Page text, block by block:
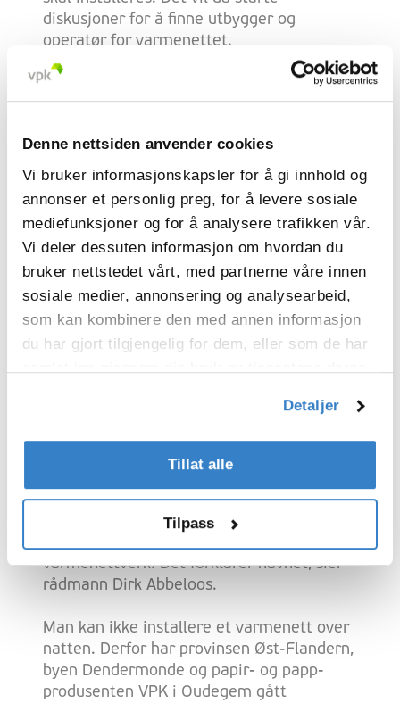
Denne nettsiden anvender cookies
Vi bruker informasjonskapsler for å gi innhold og
annonser et personlig preg, for å levere sosiale
mediefunksjoner og for å analysere trafikken vår.
Vi deler dessuten informasjon om hvordan du
bruker nettstedet vårt, med partnerne våre innen
sosiale medier, annonsering og analysearbeid,
som kan kombinere den med annen informasjon
du har gjort tilgjengelig for dem, eller som de har
samlet inn gjennom din bruk av tjenestene deres.
Detaljer
Tillat alle
Tilpass
diskusjoner for å finne utbygger og
operatør for varmenettet.
Utbygging av kraftstasjonen og installasjon
av varmenettet vil ta flere år. Et
ikke alle aktørene vil engasjere seg
samtidig. En innledende mulighetsstudie
for varmenettet har allerede vist en rekke
ruter som er teknisk mulige. Studien
bekreftet også at dette er et lovende
prosjekt og har et betydelig potensial.
En vinn-vinn løsning
Et varmenett kan sees på som et
nettverk av underjordiske rør som leverer
kan like gjerne forsyne et sykehus eller
Dendermonde betyr en positiv, bevisst
beslutning om å gå for bærekraftig
varmenettverk. Det forklarer navnet, sier
rådmann Dirk Abbeloos.
Man kan ikke installere et varmenett over
natten. Derfor har provinsen Øst-Flandern,
byen Dendermonde og papir- og papp-
produsenten VPK i Oudegem gått